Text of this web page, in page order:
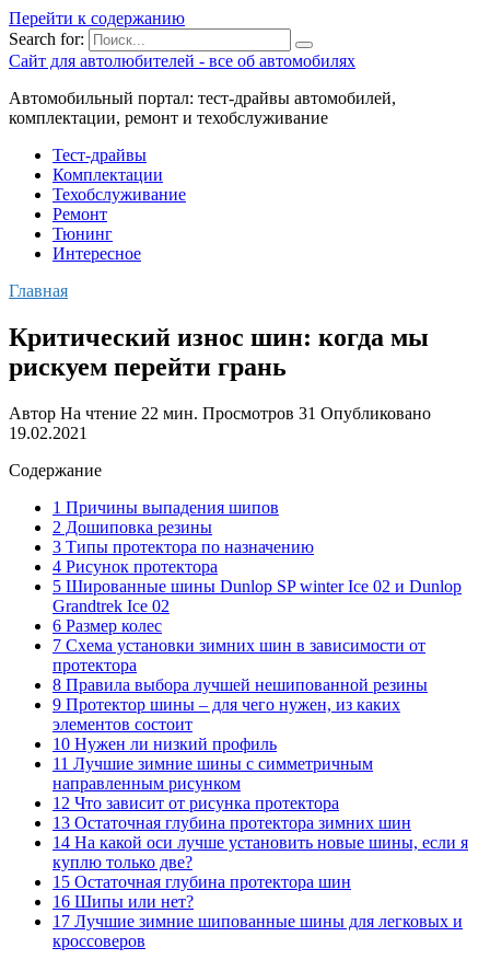
Перейти к содержанию
Search for:
Сайт для автолюбителей - все об автомобилях
Автомобильный портал: тест-драйвы автомобилей,
комплектации, ремонт и техобслуживание
Тест-драйвы
Комплектации
Техобслуживание
Ремонт
Тюнинг
Интересное
Главная
Критический износ шин: когда мы
рискуем перейти грань
Автор На чтение 22 мин. Просмотров 31 Опубликовано
19.02.2021
Содержание
1 Причины выпадения шипов
2 Дошиповка резины
3 Типы протектора по назначению
4 Рисунок протектора
5 Шированные шины Dunlop SP winter Ice 02 и Dunlop
Grandtrek Ice 02
6 Размер колес
7 Схема установки зимних шин в зависимости от
протектора
8 Правила выбора лучшей нешипованной резины
9 Протектор шины – для чего нужен, из каких
элементов состоит
10 Нужен ли низкий профиль
11 Лучшие зимние шины с симметричным
направленным рисунком
12 Что зависит от рисунка протектора
13 Остаточная глубина протектора зимних шин
14 На какой оси лучше установить новые шины, если я
куплю только две?
15 Остаточная глубина протектора шин
16 Шипы или нет?
17 Лучшие зимние шипованные шины для легковых и
кроссоверов